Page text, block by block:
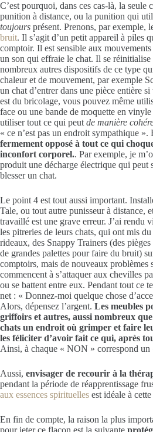
C’est pourquoi, dans ces cas-là, la seule
punition à distance, ou la punition qui
toujours présent. Prenons, par exemple,
bruit. Il s’agit d’un petit appareil à piles
comptoir. Il est sensible aux
un son qui effraie le chat. Il se
nombreux autres dispositifs de ce type
chaleur et de mouvement, par exemple
un chat d’entrer dans une pièce entière
est du bricolage, vous pouvez même
face ou une bande de moquette en
utiliser tout ce qui peut de manière
« ce n’est pas un endroit sympathique ».
fermement opposé à tout ce qui
inconfort corporel.. Par exemple, je
produit une décharge électrique qui peut
blesser un chat.
Le point 4 est tout aussi important.
Tale, ou tout autre punisseur à distance,
travaillé est une grave erreur. J’ai rendu
les pitreries de leurs chats, qui ont mis
rideaux, des Snappy Trainers (des
de grandes palettes pour faire du bruit)
comptoirs, mais de nouveaux problèmes
commencent à s’attaquer aux chevilles
ou se battent entre eux. Pendant tout ce
net : « Donnez-moi quelque chose
Alors, dépensez l’argent. Les meubles
griffoirs et autres, aussi nombreux
chats un endroit où grimper et faire
les féliciter d’avoir fait ce qui, après
Ainsi, à chaque « NON » correspond
Aussi, envisager de recourir à la
pendant la période de réapprentissage
aux essences spirituelles est idéale à
En fin de compte, la raison la plus
pour jeter ce flacon est la suivante